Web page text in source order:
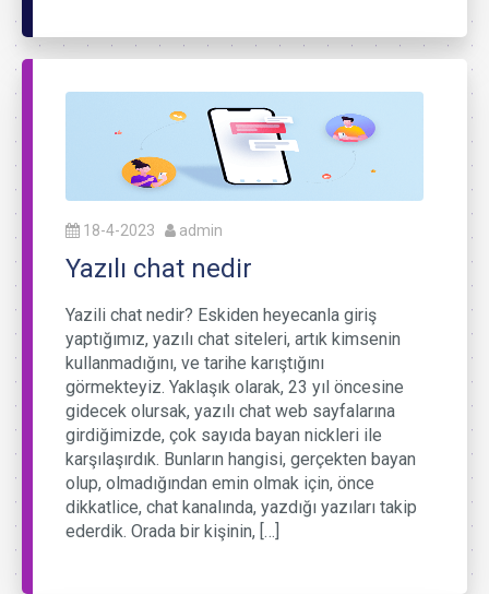
18-4-2023 admin
Yazılı chat nedir
Yazili chat nedir? Eskiden heyecanla giriş
yaptığımız, yazılı chat siteleri, artık kimsenin
kullanmadığını, ve tarihe karıştığını
görmekteyiz. Yaklaşık olarak, 23 yıl öncesine
gidecek olursak, yazılı chat web sayfalarına
girdiğimizde, çok sayıda bayan nickleri ile
karşılaşırdık. Bunların hangisi, gerçekten bayan
olup, olmadığından emin olmak için, önce
dikkatlice, chat kanalında, yazdığı yazıları takip
ederdik. Orada bir kişinin, […]